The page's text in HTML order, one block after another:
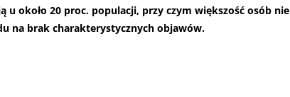
u około 20 proc. populacji, przy czym większość osób nie
na brak charakterystycznych objawów.